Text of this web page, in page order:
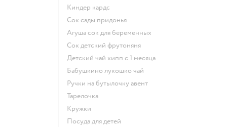
киндер кардс
сок сады придонья
агуша сок для беременных
сок детский фрутоняня
детский чай хипп с 1 месяца
бабушкино лукошко чай
ручки на бутылочку авент
тарелочка
кружки
посуда для детей